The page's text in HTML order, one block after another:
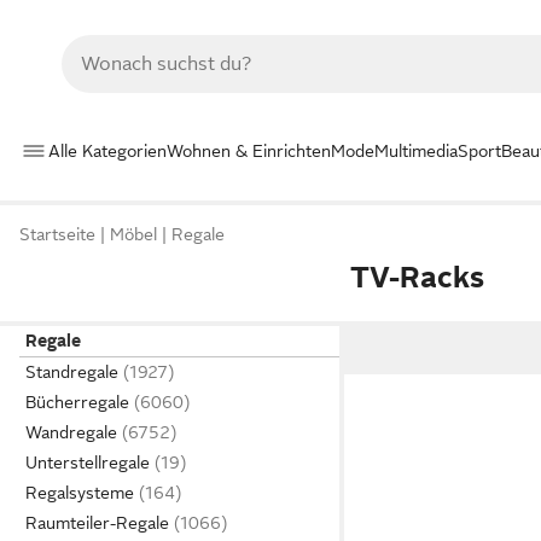
Alle KategorienWohnen & EinrichtenModeMultimediaSport
Startseite Möbel Regale
TV-Racks
Regale
Standregale
Bücherregale
Wandregale
Unterstellregale
Regalsysteme
Raumteiler-Regale